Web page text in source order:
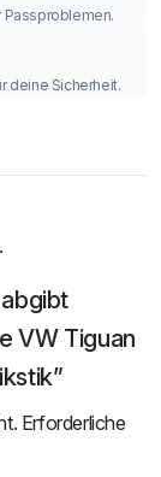
deine Sicherheit.
VW Tiguan
Erforderliche